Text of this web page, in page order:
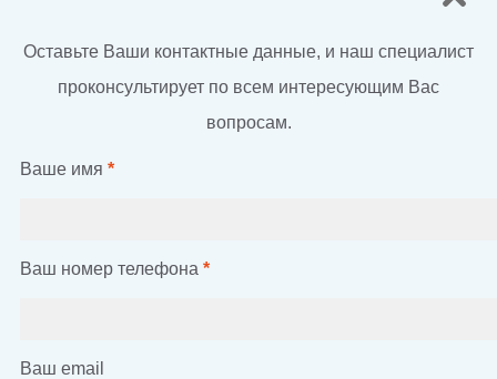
Оставьте Ваши контактные данные, и наш специалист
проконсультирует по всем интересующим Вас
вопросам.
Ваше имя *
Ваш номер телефона *
Ваш email